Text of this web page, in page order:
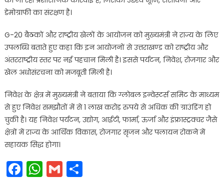
डेमोग्राफी का संरक्षण है।
G-20 बैठकों और राष्ट्रीय खेलों के आयोजन को मुख्यमंत्री ने राज्य के लिए
उपलब्धि बताते हुए कहा कि इन आयोजनों से उत्तराखण्ड को राष्ट्रीय और
अंतरराष्ट्रीय स्तर पर नई पहचान मिली है। इससे पर्यटन, निवेश, रोजगार और
खेल अधोसंरचना को मजबूती मिली है।
निवेश के क्षेत्र में मुख्यमंत्री ने बताया कि ग्लोबल इन्वेस्टर्स समिट के माध्यम
से हुए निवेश समझौतों में से 1 लाख करोड़ रुपये से अधिक की ग्राउंडिंग हो
चुकी है। यह निवेश पर्यटन, उद्योग, आईटी, फार्मा, ऊर्जा और इंफ्रास्ट्रक्चर जैसे
क्षेत्रों में राज्य के आर्थिक विकास, रोजगार सृजन और पलायन रोकने में
सहायक सिद्ध होगा।
Facebook
WhatsApp
GmailShare